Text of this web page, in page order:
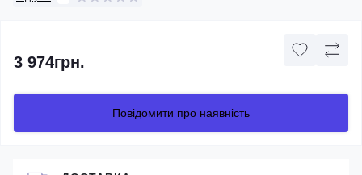
3 974грн.
Повідомити про наявність